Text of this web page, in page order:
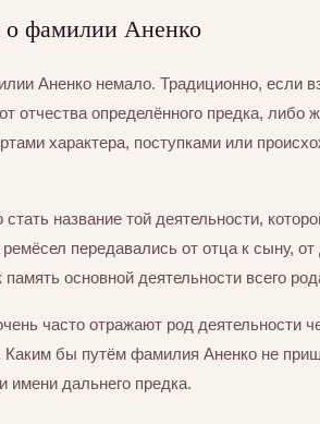
фамилии Аненко
Аненко немало. Традиционно, если
отчества определённого предка, либо
характера, поступками или
название той деятельности,
передавались от отца к сыну,
основной деятельности всего
часто отражают род деятельности
бы путём фамилия Аненко не
имени дальнего предка.